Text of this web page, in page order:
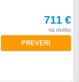
711 €
na osebo
PREVERI